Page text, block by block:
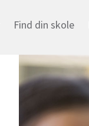
Find din skole